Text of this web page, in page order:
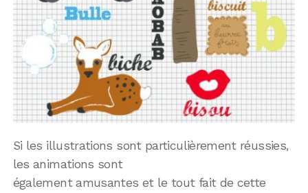
Si les illustrations sont particulièrement réussies,
les animations sont
également amusantes et le tout fait de cette